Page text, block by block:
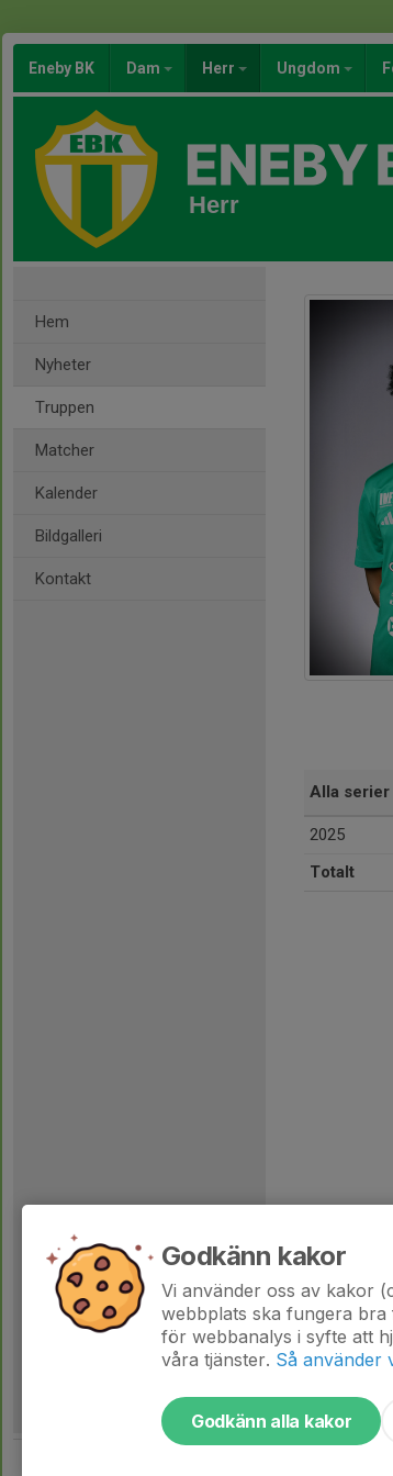
Eneby BK Dam Herr Ungdom
Herr
Hem
Nyheter
Truppen
Matcher
Kalender
Bildgalleri
Kontakt
Alla serier
2025
Totalt
Godkänn kakor
Vi använder oss av kakor
webbplats ska fungera bra
för webbanalys i syfte att
våra tjänster. Så använder
Godkänn alla kakor